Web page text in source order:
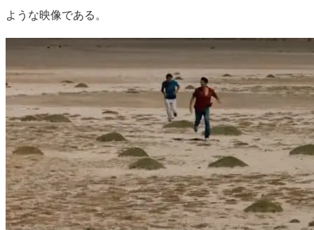
ような映像である。